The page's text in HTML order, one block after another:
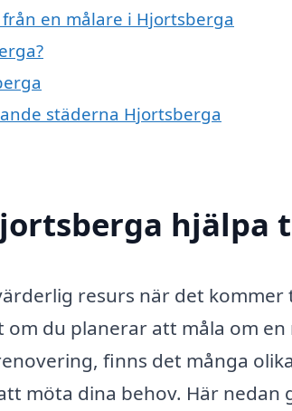
en målare i Hjortsberga
städerna Hjortsberga
hjälpa
resurs när det
du planerar att måla om en
finns det många
möta dina behov. Här nedan